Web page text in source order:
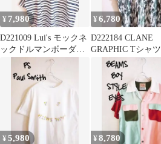
¥ 7,980
D221009 Lui's モックネ
ックドルマンボーダー
半袖Tシャツ WH-NV
¥6,780
D222184 CLANE
GRAPHIC Tシャツ
¥5,980 ¥8,780